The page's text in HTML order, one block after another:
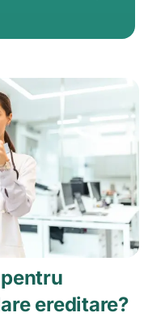
ereditare?